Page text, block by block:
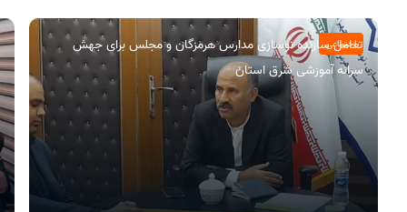
اجتماعی
تعامل سازنده نوسازی مدارس هرمزگان و مجلس برای جهش
سرانه آموزشی شرق استان